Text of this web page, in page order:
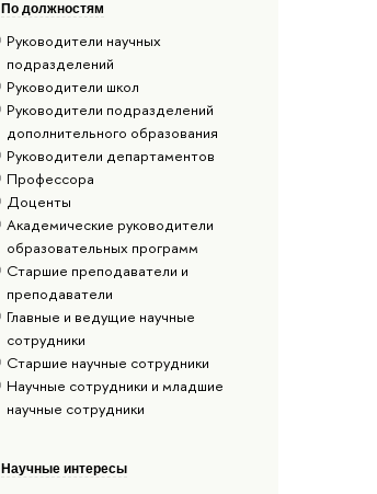
По должностям
Руководители научных
подразделений
Руководители школ
Руководители подразделений
дополнительного образования
Руководители департаментов
Профессора
Доценты
Академические руководители
образовательных программ
Старшие преподаватели и
преподаватели
Главные и ведущие научные
сотрудники
Старшие научные сотрудники
Научные сотрудники и младшие
научные сотрудники
Научные интересы